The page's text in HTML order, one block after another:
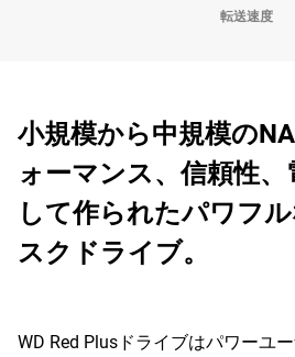
転送速度
小規模から中規模の
ォーマンス、信頼性
して作られたパワフ
スクドライブ。
WD Red Plusドライブはパワーユ